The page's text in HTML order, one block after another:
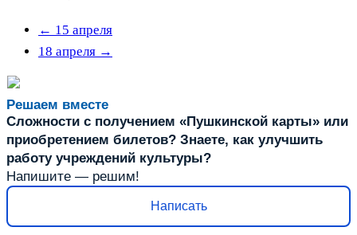
← 15 апреля
18 апреля →
Решаем вместе
Сложности с получением «Пушкинской карты» или
приобретением билетов? Знаете, как улучшить
работу учреждений культуры?
Напишите — решим!
Написать